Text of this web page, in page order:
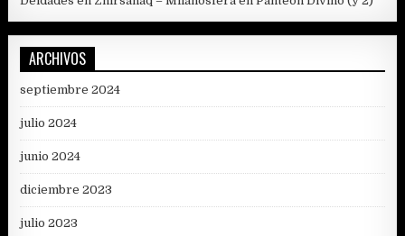
ARCHIVOS
septiembre 2024
julio 2024
junio 2024
diciembre 2023
julio 2023